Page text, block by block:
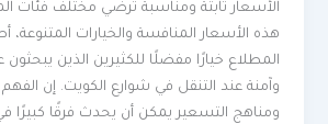
الأسعار ثابتة ومناسبة ترضي مختلف فئات
هذه الأسعار المنافسة والخيارات المتنوعة،
المطلاع خيارًا مفضلًا للكثيرين الذين يبحثون
وآمنة عند التنقل في شوارع الكويت. إن الفهم
ومناهج التسعير يمكن أن يحدث فرقًا كبيرًا في